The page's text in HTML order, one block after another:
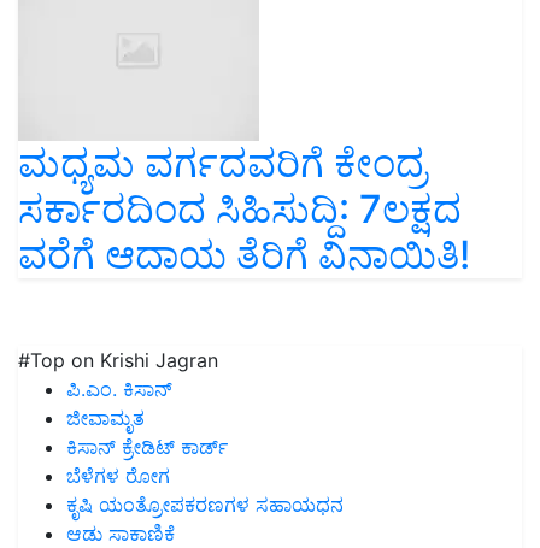
ಮಧ್ಯಮ ವರ್ಗದವರಿಗೆ ಕೇಂದ್ರ
ಸರ್ಕಾರದಿಂದ ಸಿಹಿಸುದ್ದಿ: 7ಲಕ್ಷದ
ವರೆಗೆ ಆದಾಯ ತೆರಿಗೆ ವಿನಾಯಿತಿ!
#Top on Krishi Jagran
ಪಿ.ಎಂ. ಕಿಸಾನ್
ಜೀವಾಮೃತ
ಕಿಸಾನ್ ಕ್ರೇಡಿಟ್ ಕಾರ್ಡ್
ಬೆಳೆಗಳ ರೋಗ
ಕೃಷಿ ಯಂತ್ರೋಪಕರಣಗಳ ಸಹಾಯಧನ
ಆಡು ಸಾಕಾಣಿಕೆ